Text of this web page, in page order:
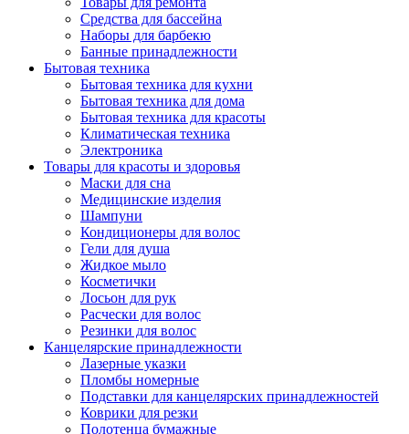
Средства для бассейна
Наборы для барбекю
Банные принадлежности
Бытовая техника
Бытовая техника для кухни
Бытовая техника для дома
Бытовая техника для красоты
Климатическая техника
Электроника
Товары для красоты и здоровья
Маски для сна
Медицинские изделия
Шампуни
Кондиционеры для волос
Гели для душа
Жидкое мыло
Косметички
Лосьон для рук
Расчески для волос
Резинки для волос
Канцелярские принадлежности
Лазерные указки
Пломбы номерные
Подставки для канцелярских принадлежностей
Коврики для резки
Полотенца бумажные